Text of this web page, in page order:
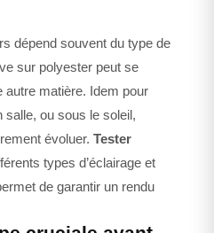
dépend souvent du type de
sur polyester peut se
autre matière. Idem pour
salle, ou sous le soleil,
évoluer. Tester
types d’éclairage et
de garantir un rendu